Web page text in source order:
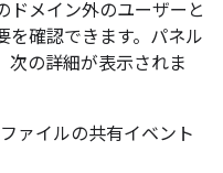
ドメイン外のユーザーと
を確認できます。パネル
次の詳細が表示されま
ァイルの共有イベント